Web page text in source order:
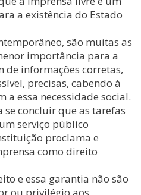
a existência do Estado
são muitas as
importância para a
de informações corretas,
precisas, cabendo à
essa necessidade social.
se concluir que as tarefas
serviço público
proclama e
como direito
e essa garantia não são
ou privilégio aos